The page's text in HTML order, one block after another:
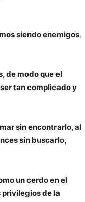
siendo enemigos.
de modo que el
tan complicado y
sin encontrarlo, al
sin buscarlo,
un cerdo en el
de la